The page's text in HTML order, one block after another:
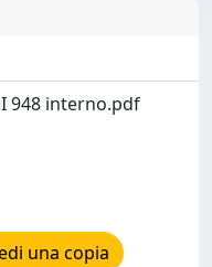
948 interno.pdf
una copia